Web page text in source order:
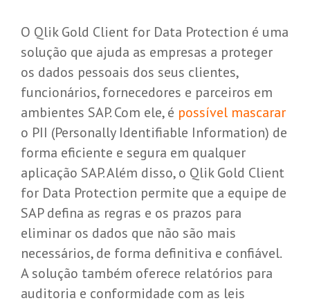
O Qlik Gold Client for Data Protection é uma
solução que ajuda as empresas a proteger
os dados pessoais dos seus clientes,
funcionários, fornecedores e parceiros em
ambientes SAP. Com ele, é possível mascarar
o PII (Personally Identifiable Information) de
forma eficiente e segura em qualquer
aplicação SAP. Além disso, o Qlik Gold Client
for Data Protection permite que a equipe de
SAP defina as regras e os prazos para
eliminar os dados que não são mais
necessários, de forma definitiva e confiável.
A solução também oferece relatórios para
auditoria e conformidade com as leis